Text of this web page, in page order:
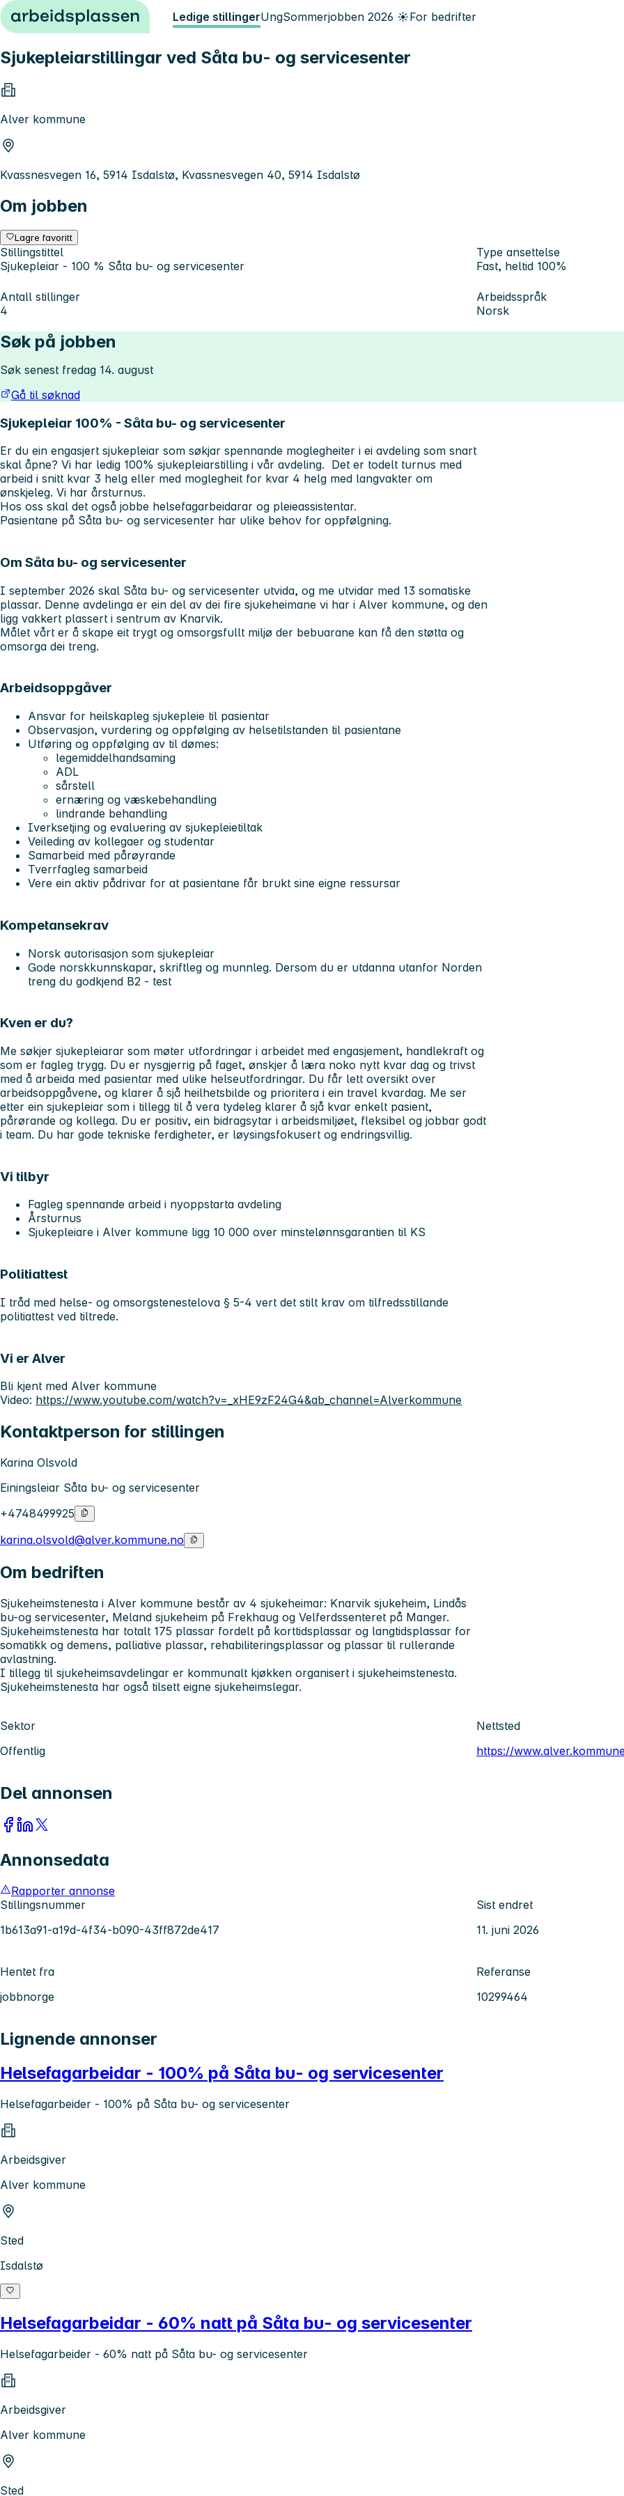
Hopp til innhold Ledige stillingerUngSommerjobben 2026 ☀️For bedrifter
Sjukepleiarstillingar ved Såta bu- og servicesenter
Alver kommune
Kvassnesvegen 16, 5914 Isdalstø, Kvassnesvegen 40, 5914 Isdalstø
Om jobben
Lagre favoritt
Stillingstittel
Sjukepleiar - 100 % Såta bu- og servicesenter
Type ansettelse
Fast, heltid 100%
Antall stillinger
4
Arbeidsspråk
Norsk
Søk på jobben
Søk senest fredag 14. august
Gå til søknad
Sjukepleiar 100% - Såta bu- og servicesenter
Er du ein engasjert sjukepleiar som søkjar spennande moglegheiter i ei avdeling som snart
skal åpne? Vi har ledig 100% sjukepleiarstilling i vår avdeling. Det er todelt turnus med
arbeid i snitt kvar 3 helg eller med moglegheit for kvar 4 helg med langvakter om
ønskjeleg. Vi har årsturnus.
Hos oss skal det også jobbe helsefagarbeidarar og pleieassistentar.
Pasientane på Såta bu- og servicesenter har ulike behov for oppfølgning.
Om Såta bu- og servicesenter
I september 2026 skal Såta bu- og servicesenter utvida, og me utvidar med 13 somatiske
plassar. Denne avdelinga er ein del av dei fire sjukeheimane vi har i Alver kommune, og den
ligg vakkert plassert i sentrum av Knarvik.
Målet vårt er å skape eit trygt og omsorgsfullt miljø der bebuarane kan få den støtta og
omsorga dei treng.
Arbeidsoppgåver
Ansvar for heilskapleg sjukepleie til pasientar
Observasjon, vurdering og oppfølging av helsetilstanden til pasientane
Utføring og oppfølging av til dømes:
legemiddelhandsaming
ADL
sårstell
ernæring og væskebehandling
lindrande behandling
Iverksetjing og evaluering av sjukepleietiltak
Veileding av kollegaer og studentar
Samarbeid med pårøyrande
Tverrfagleg samarbeid
Vere ein aktiv pådrivar for at pasientane får brukt sine eigne ressursar
Kompetansekrav
Norsk autorisasjon som sjukepleiar
Gode norskkunnskapar, skriftleg og munnleg. Dersom du er utdanna utanfor Norden
treng du godkjend B2 - test
Kven er du?
Me søkjer sjukepleiarar som møter utfordringar i arbeidet med engasjement, handlekraft og
som er fagleg trygg. Du er nysgjerrig på faget, ønskjer å læra noko nytt kvar dag og trivst
med å arbeida med pasientar med ulike helseutfordringar. Du får lett oversikt over
arbeidsoppgåvene, og klarer å sjå heilhetsbilde og prioritera i ein travel kvardag. Me ser
etter ein sjukepleiar som i tillegg til å vera tydeleg klarer å sjå kvar enkelt pasient,
pårørande og kollega. Du er positiv, ein bidragsytar i arbeidsmiljøet, fleksibel og jobbar godt
i team. Du har gode tekniske ferdigheter, er løysingsfokusert og endringsvillig.
Vi tilbyr
Fagleg spennande arbeid i nyoppstarta avdeling
Årsturnus
Sjukepleiare i Alver kommune ligg 10 000 over minstelønnsgarantien til KS
Politiattest
I tråd med helse- og omsorgstenestelova § 5-4 vert det stilt krav om tilfredsstillande
politiattest ved tiltrede.
Vi er Alver
Bli kjent med Alver kommune
Video: https://www.youtube.com/watch?v=_xHE9zF24G4&ab_channel=Alverkommune
Kontaktperson for stillingen
Karina Olsvold
Einingsleiar Såta bu- og servicesenter
+4748499925
karina.olsvold@alver.kommune.no
Om bedriften
Sjukeheimstenesta i Alver kommune består av 4 sjukeheimar: Knarvik sjukeheim, Lindås
bu-og servicesenter, Meland sjukeheim på Frekhaug og Velferdssenteret på Manger.
Sjukeheimstenesta har totalt 175 plassar fordelt på korttidsplassar og langtidsplassar for
somatikk og demens, palliative plassar, rehabiliteringsplassar og plassar til rullerande
avlastning.
I tillegg til sjukeheimsavdelingar er kommunalt kjøkken organisert i sjukeheimstenesta.
Sjukeheimstenesta har også tilsett eigne sjukeheimslegar.
Sektor
Offentlig
Nettsted
https://
Del annonsen
Annonsedata
Rapporter annonse
Stillingsnummer
1b613a91-a19d-4f34-b090-43ff872de417
Sist endret
11. juni 2026
Hentet fra
jobbnorge
Referanse
10299464
Lignende annonser
Helsefagarbeidar - 100% på Såta bu- og servicesenter
Helsefagarbeider - 100% på Såta bu- og servicesenter
Arbeidsgiver
Alver kommune
Sted
Isdalstø
Helsefagarbeidar - 60% natt på Såta bu- og servicesenter
Helsefagarbeider - 60% natt på Såta bu- og servicesenter
Arbeidsgiver
Alver kommune
Sted